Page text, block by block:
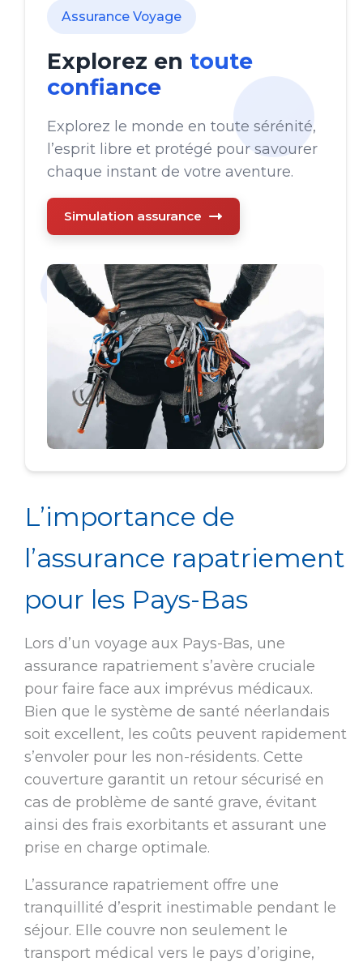
Assurance Voyage
Explorez en toute
confiance
Explorez le monde en toute sérénité,
l’esprit libre et protégé pour savourer
chaque instant de votre aventure.
Simulation assurance
L’importance de
l’assurance rapatriement
pour les Pays-Bas
Lors d’un voyage aux Pays-Bas, une
assurance rapatriement s’avère cruciale
pour faire face aux imprévus médicaux.
Bien que le système de santé néerlandais
soit excellent, les coûts peuvent rapidement
s’envoler pour les non-résidents. Cette
couverture garantit un retour sécurisé en
cas de problème de santé grave, évitant
ainsi des frais exorbitants et assurant une
prise en charge optimale.
L’assurance rapatriement offre une
tranquillité d’esprit inestimable pendant le
séjour. Elle couvre non seulement le
transport médical vers le pays d’origine,